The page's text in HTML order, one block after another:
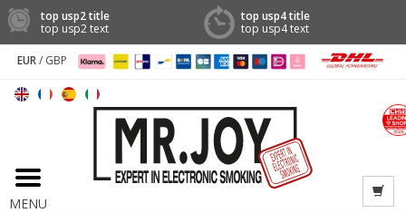
top usp2 title
top usp2 text
top usp4 title
top usp4 text
EUR/ GBP
MENU